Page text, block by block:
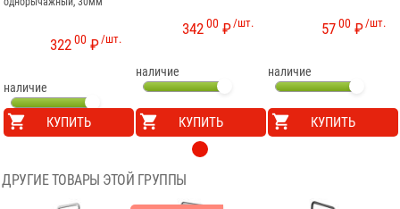
/шт.
32200 ₽
наличие
КУПИТЬ
/шт.
34200 ₽
наличие
КУПИТЬ
/шт.
5700 ₽
наличие
КУПИТЬ
ДРУГИЕ ТОВАРЫ ЭТОЙ ГРУППЫ